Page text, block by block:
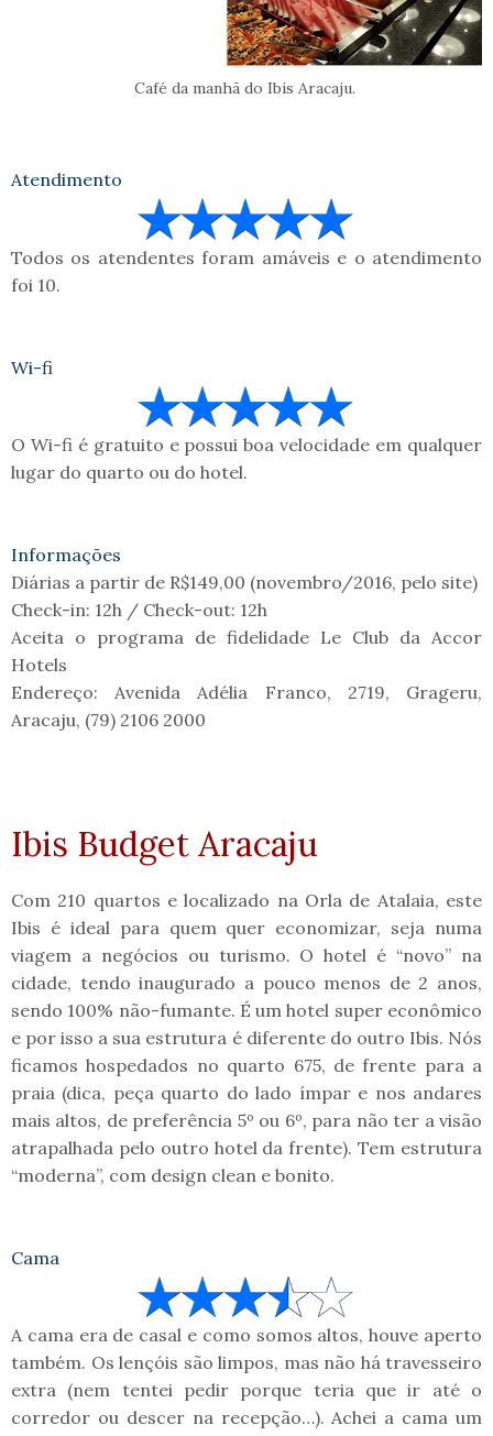
Café da manhã do Ibis Aracaju.
Atendimento
Todos os atendentes foram amáveis e o atendimento
foi 10.
Wi-fi
O Wi-fi é gratuito e possui boa velocidade em qualquer
lugar do quarto ou do hotel.
Informações
Diárias a partir de R$149,00 (novembro/2016, pelo site)
Check-in: 12h / Check-out: 12h
Aceita o programa de fidelidade Le Club da Accor
Hotels
Endereço: Avenida Adélia Franco, 2719, Grageru,
Aracaju, (79) 2106 2000
Ibis Budget Aracaju
Com 210 quartos e localizado na Orla de Atalaia, este
Ibis é ideal para quem quer economizar, seja numa
viagem a negócios ou turismo. O hotel é “novo” na
cidade, tendo inaugurado a pouco menos de 2 anos,
sendo 100% não-fumante. É um hotel super econômico
e por isso a sua estrutura é diferente do outro Ibis. Nós
ficamos hospedados no quarto 675, de frente para a
praia (dica, peça quarto do lado ímpar e nos andares
mais altos, de preferência 5º ou 6º, para não ter a visão
atrapalhada pelo outro hotel da frente). Tem estrutura
“moderna”, com design clean e bonito.
Cama
A cama era de casal e como somos altos, houve aperto
também. Os lençóis são limpos, mas não há travesseiro
extra (nem tentei pedir porque teria que ir até o
corredor ou descer na recepção…). Achei a cama um